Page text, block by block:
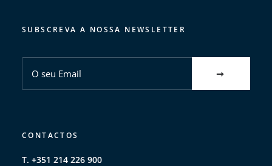
SUBSCREVA A NOSSA NEWSLETTER
CONTACTOS
T. +351 214 226 900